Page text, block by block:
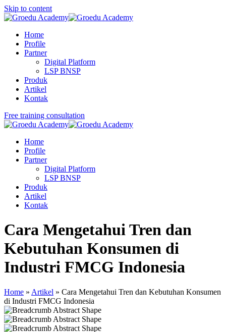
Skip to content
Home
Profile
Partner
Digital Platform
LSP BNSP
Produk
Artikel
Kontak
Free training consultation
Home
Profile
Partner
Digital Platform
LSP BNSP
Produk
Artikel
Kontak
Cara Mengetahui Tren dan
Kebutuhan Konsumen di
Industri FMCG Indonesia
Home » Artikel » Cara Mengetahui Tren dan Kebutuhan Konsumen
di Industri FMCG Indonesia